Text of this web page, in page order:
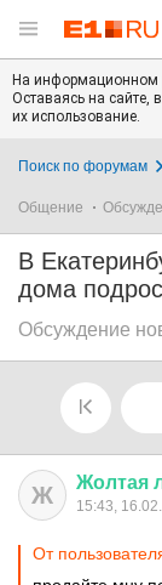
На информационном
Оставаясь на сайте,
их использование.
Поиск по форумам
Общение
В
дома
Обсуждение
Ж Жолтая
15:43,
От